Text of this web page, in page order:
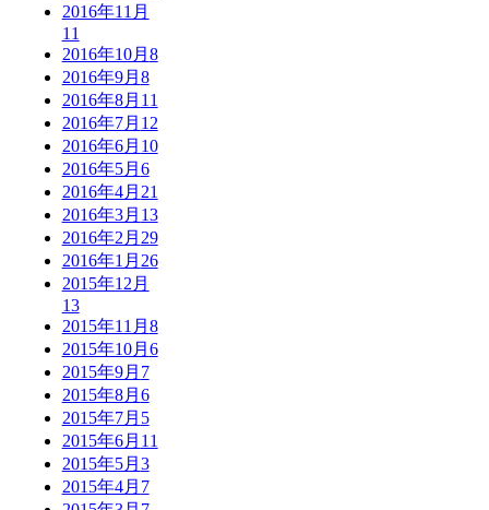
2016年11月
11
2016年10月 8
2016年9月 8
2016年8月 11
2016年7月 12
2016年6月 10
2016年5月 6
2016年4月 21
2016年3月 13
2016年2月 29
2016年1月 26
2015年12月
13
2015年11月 8
2015年10月 6
2015年9月 7
2015年8月 6
2015年7月 5
2015年6月 11
2015年5月 3
2015年4月 7